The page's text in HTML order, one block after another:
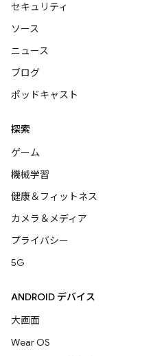
セキュリティ
ソース
ニュース
ブログ
ポッドキャスト
探索
ゲーム
機械学習
健康＆フィットネス
カメラ＆メディア
プライバシー
5G
ANDROID デバイス
大画面
Wear OS